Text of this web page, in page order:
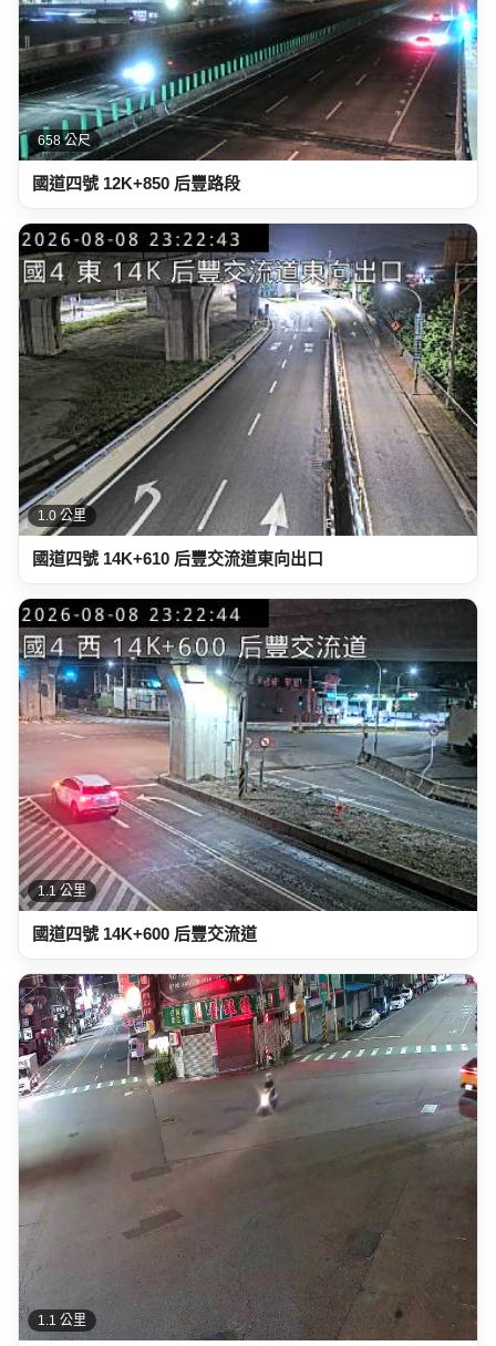
658 公尺
國道四號 12K+850 后豐路段
1.0 公里
國道四號 14K+610 后豐交流道東向出口
1.1 公里
國道四號 14K+600 后豐交流道
1.1 公里